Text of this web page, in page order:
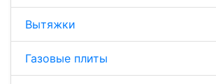
Вытяжки
Газовые плиты